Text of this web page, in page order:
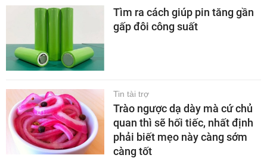
Tìm ra cách giúp pin tăng gần
gấp đôi công suất
Tin tài trợ
Trào ngược dạ dày mà cứ chủ
quan thì sẽ hối tiếc, nhất định
phải biết mẹo này càng sớm
càng tốt